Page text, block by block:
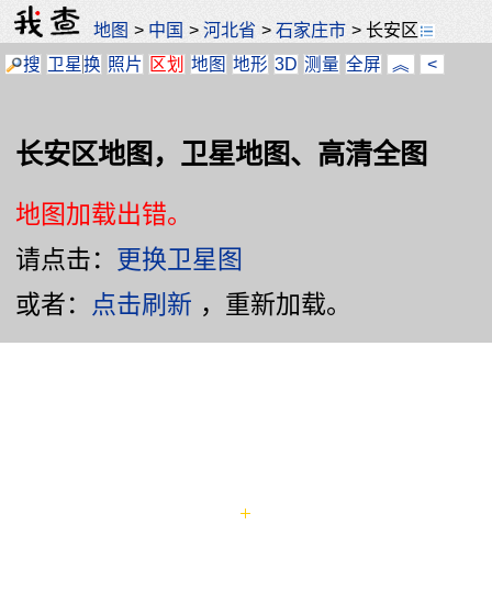
地图 > 中国 >河北省 >石家庄市 >长安区
搜 卫星换 照片 区划 地图 地形 3D 测量 全屏 ︽ <
长安区地图，卫星地图、高清全图
地图加载出错。
请点击： 更换卫星图
或者： 点击刷新 ，重新加载。